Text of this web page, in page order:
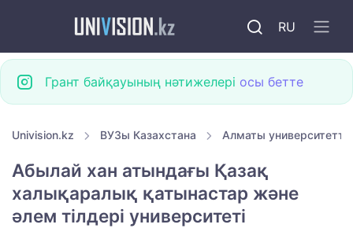
RU
Грант байқауының нәтижелері осы бетте
Univision.kz ВУЗы Казахстана Алматы
Абылай хан атындағы Қазақ
халықаралық қатынастар және
әлем тілдері университеті